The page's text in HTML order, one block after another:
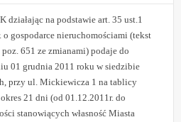
na podstawie art. 35 ust.1
gospodarce nieruchomościami (tekst
651 ze zmianami) podaje do
01 grudnia 2011 roku w siedzibie
przy ul. Mickiewicza 1 na tablicy
21 dni (od 01.12.2011r. do
stanowiących własność Miasta